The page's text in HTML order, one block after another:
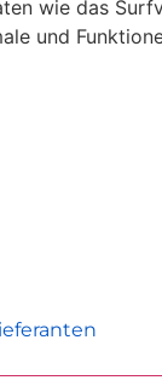
wie das
und